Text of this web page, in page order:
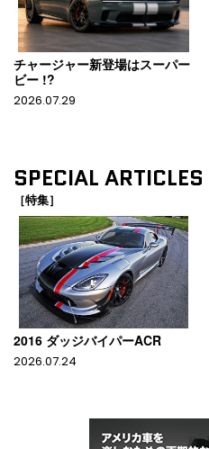
チャージャー新登場はスーパー
ビー !?
2026.07.29
SPECIAL ARTICLES
［特集］
2016 ダッジバイパーACR
2026.07.24